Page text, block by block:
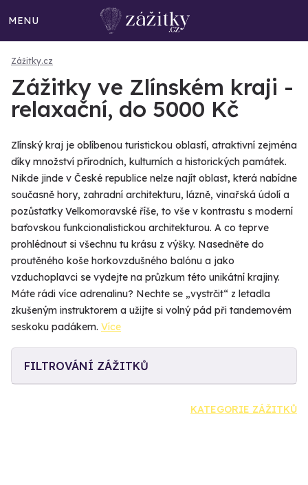
MENU
Zážitky.cz
Zážitky ve Zlínském kraji -
relaxační, do 5000 Kč
Zlínský kraj je oblíbenou turistickou oblastí, atraktivní zejména
díky množství přírodních, kulturních a historických památek.
Nikde jinde v České republice nelze najít oblast, která nabídne
současně hory, zahradní architekturu, lázně, vinařská údolí a
pozůstatky Velkomoravské říše, to vše v kontrastu s moderní
baťovskou funkcionalistickou architekturou. A co teprve
prohlédnout si všechnu tu krásu z výšky. Nasedněte do
proutěného koše horkovzdušného balónu a jako
vzduchoplavci se vydejte na průzkum této unikátní krajiny.
Máte rádi více adrenalinu? Nechte se „vystrčit“ z letadla
zkušeným instruktorem a užijte si volný pád při tandemovém
seskoku padákem. Více
FILTROVÁNÍ ZÁŽITKŮ
KATEGORIE ZÁŽITKŮ